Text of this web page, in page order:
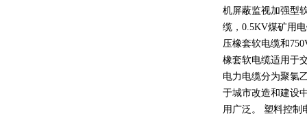
机屏蔽监视加强型
缆， 0.5KV煤矿用
压橡套软电缆和
橡套软电缆适用于
电力电缆分为聚氯
于城市改造和建设
用广泛。 塑料控制